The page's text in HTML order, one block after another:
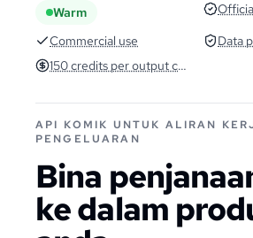
Warm
Commercial use
Data
150 credits per output comic
API KOMIK UNTUK ALIRAN
PENGELUARAN
Bina
ke dalam